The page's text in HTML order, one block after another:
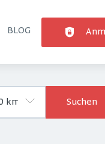
BLOG
Suchen